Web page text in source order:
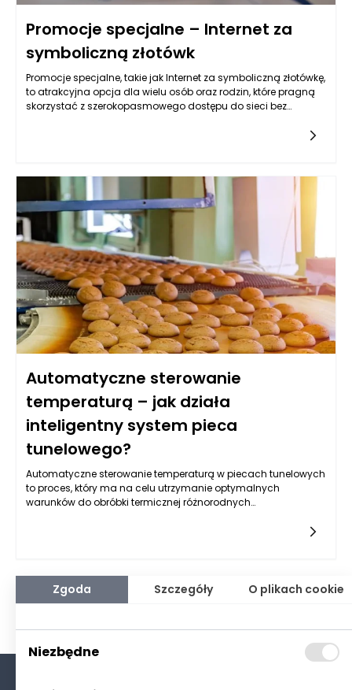
Promocje specjalne – Internet za
symboliczną złotówk
Promocje specjalne, takie jak Internet za symboliczną złotówkę,
to atrakcyjna opcja dla wielu osób oraz rodzin, które pragną
skorzystać z szerokopasmowego dostępu do sieci bez
szczegółowo, jakie atuty posiadają tego typu promocje oraz
jakie są potencjalne zyski dla klientów.
Automatyczne sterowanie
temperaturą – jak działa
inteligentny system pieca
tunelowego?
Automatyczne sterowanie temperaturą w piecach tunelowych
to proces, który ma na celu utrzymanie optymalnych
warunków do obróbki termicznej różnorodnych
urządzenia do wypieku, suszenia czy hartowania, są znane ze
procesie jest system automatycznego sterowania, który
monitoruje i reguluje temperaturę w piecu, aby zapewnić, że
produkt końcowy osiągnie pożądane właściwości fizyczne i
Zgoda Szczegóły O plikach cookie
Niezbędne